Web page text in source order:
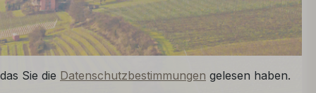
Sie die Datenschutzbestimmungen gelesen haben.